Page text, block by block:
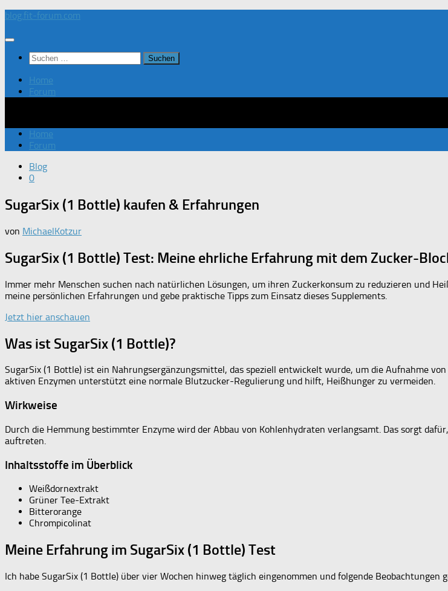
Zum
springen
blog.fit-forum.com
Suchen
nach:
Home
Forum
Home
Forum
Blog
0
SugarSix (1 Bottle) kaufen & Erfahrungen
von MichaelKotzur
SugarSix (1 Bottle) Test: Meine ehrliche Erfahrung mit dem Zucker-
Immer mehr Menschen suchen nach natürlichen Lösungen, um ihren Zuckerkonsum zu reduzieren und
meine persönlichen Erfahrungen und gebe praktische Tipps zum Einsatz dieses Supplements.
Jetzt hier anschauen
Was ist SugarSix (1 Bottle)?
SugarSix (1 Bottle) ist ein Nahrungsergänzungsmittel, das speziell entwickelt wurde, um die Aufnahme
aktiven Enzymen unterstützt eine normale Blutzucker-Regulierung und hilft, Heißhunger zu vermeiden.
Wirkweise
Durch die Hemmung bestimmter Enzyme wird der Abbau von Kohlenhydraten verlangsamt. Das sorgt
auftreten.
Inhaltsstoffe im Überblick
Weißdornextrakt
Grüner Tee-Extrakt
Bitterorange
Chrompicolinat
Meine Erfahrung im SugarSix (1 Bottle) Test
Ich habe SugarSix (1 Bottle) über vier Wochen hinweg täglich eingenommen und folgende Beobachtungen